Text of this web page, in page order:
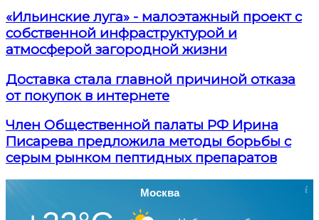
«Ильинские луга» - малоэтажный проект с
собственной инфраструктурой и
атмосферой загородной жизни
Доставка стала главной причиной отказа
от покупок в интернете
Член Общественной палаты РФ Ирина
Писарева предложила методы борьбы с
серым рынком пептидных препаратов
Москва